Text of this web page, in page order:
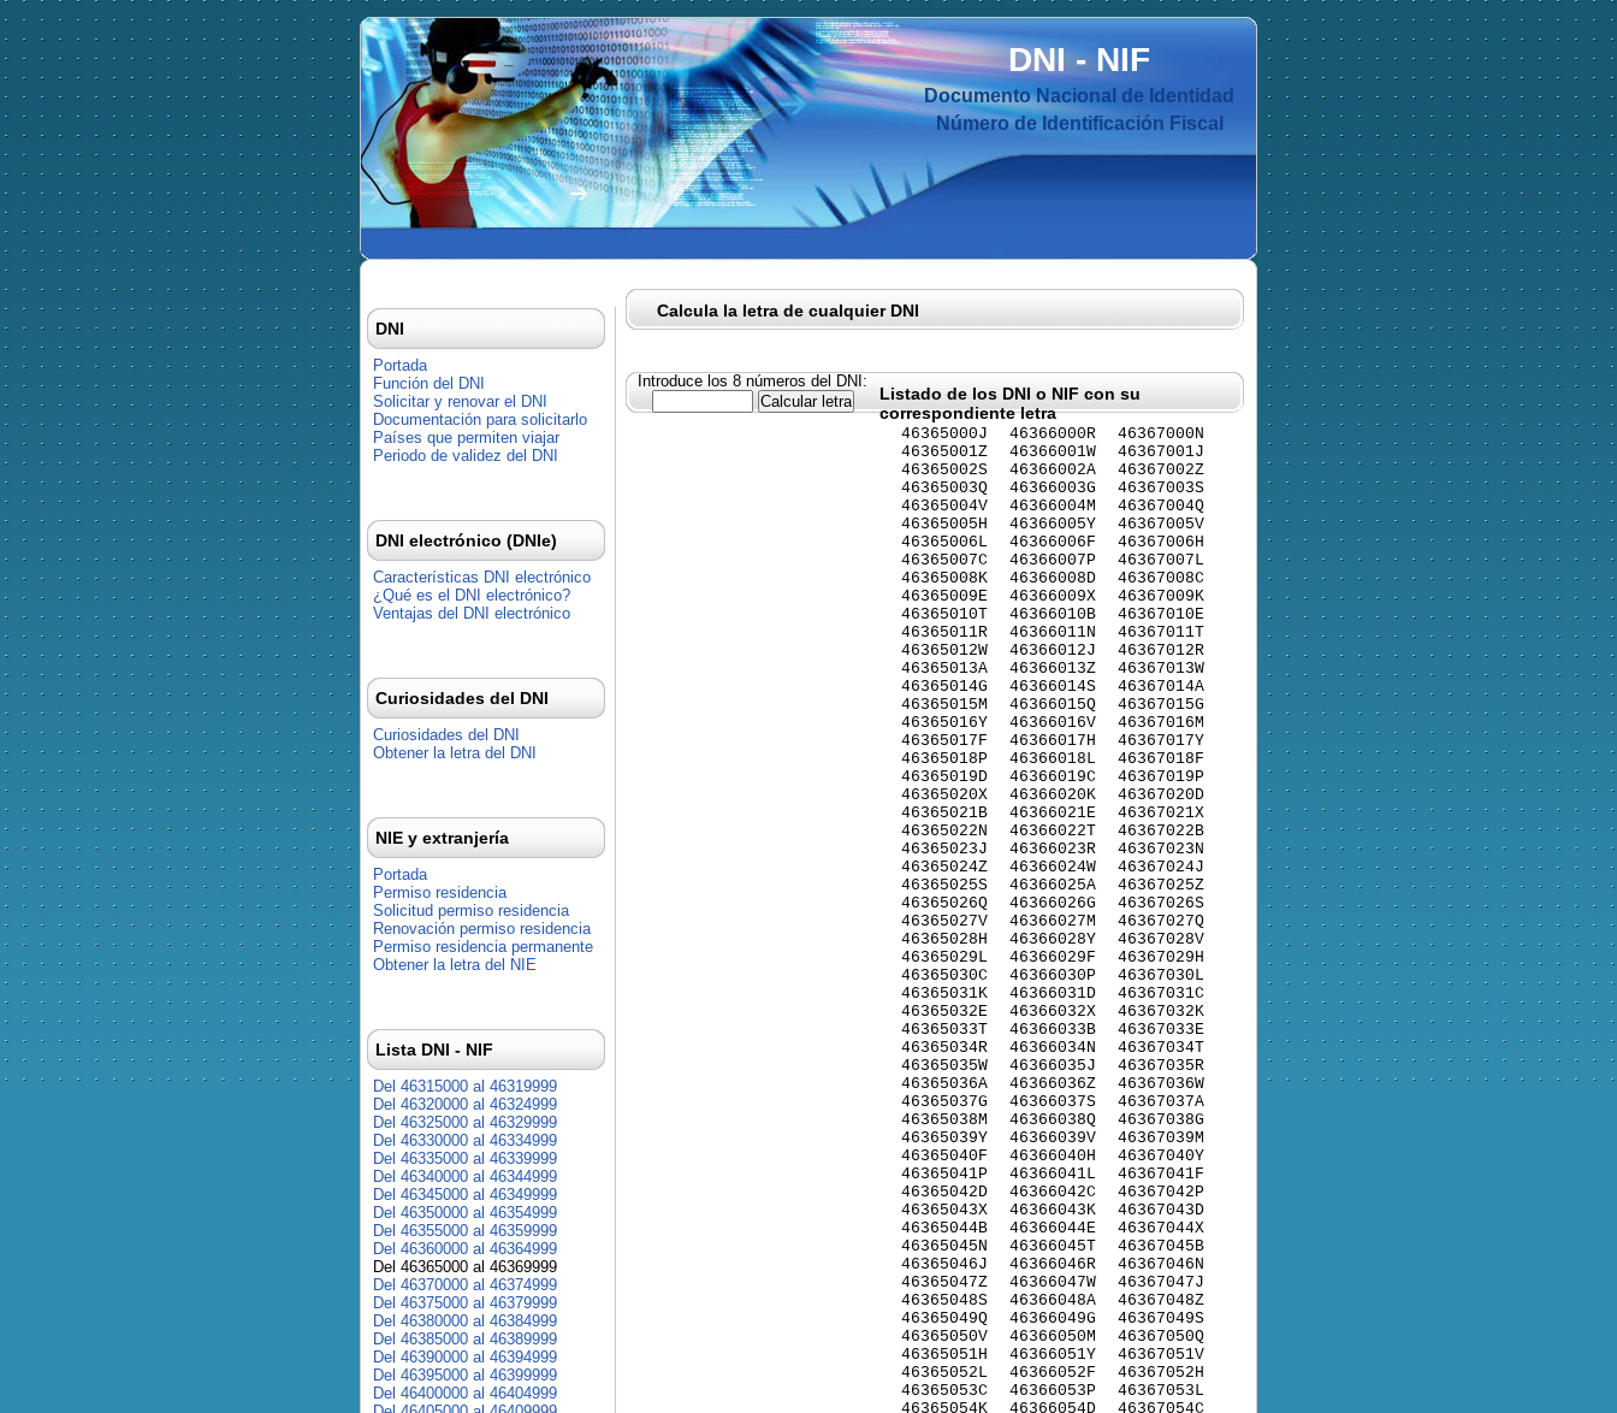
DNI-NIF
Documento Nacional de Identidad
Número de Identificación Fiscal
Calcula la letra de cualquier DNI
Introduce los 8 números del DNI:
Listado de los DNI o NIF con su
correspondiente letra
46365000J
46365001Z
46365002S
46365003Q
46365004V
46365005H
46365006L
46365007C
46365008K
46365009E
46365010T
46365011R
46365012W
46365013A
46365014G
46365015M
46365016Y
46365017F
46365018P
46365019D
46365020X
46365021B
46365022N
46365023J
46365024Z
46365025S
46365026Q
46365027V
46365028H
46365029L
46365030C
46365031K
46365032E
46365033T
46365034R
46365035W
46365036A
46365037G
46365038M
46365039Y
46365040F
46365041P
46365042D
46365043X
46365044B
46365045N
46365046J
46365047Z
46365048S
46365049Q
46365050V
46365051H
46365052L
46365053C
46365054K
46366000R
46366001W
46366002A
46366003G
46366004M
46366005Y
46366006F
46366007P
46366008D
46366009X
46366010B
46366011N
46366012J
46366013Z
46366014S
46366015Q
46366016V
46366017H
46366018L
46366019C
46366020K
46366021E
46366022T
46366023R
46366024W
46366025A
46366026G
46366027M
46366028Y
46366029F
46366030P
46366031D
46366032X
46366033B
46366034N
46366035J
46366036Z
46366037S
46366038Q
46366039V
46366040H
46366041L
46366042C
46366043K
46366044E
46366045T
46366046R
46366047W
46366048A
46366049G
46366050M
46366051Y
46366052F
46366053P
46366054D
46367000N
46367001J
46367002Z
46367003S
46367004Q
46367005V
46367006H
46367007L
46367008C
46367009K
46367010E
46367011T
46367012R
46367013W
46367014A
46367015G
46367016M
46367017Y
46367018F
46367019P
46367020D
46367021X
46367022B
46367023N
46367024J
46367025Z
46367026S
46367027Q
46367028V
46367029H
46367030L
46367031C
46367032K
46367033E
46367034T
46367035R
46367036W
46367037A
46367038G
46367039M
46367040Y
46367041F
46367042P
46367043D
46367044X
46367045B
46367046N
46367047J
46367048Z
46367049S
46367050Q
46367051V
46367052H
46367053L
46367054C
DNI
Portada
Función del DNI
Solicitar y renovar el DNI
Documentación para solicitarlo
Países que permiten viajar
Periodo de validez del DNI
DNI electrónico (DNIe)
Características DNI electrónico
¿Qué es el DNI electrónico?
Ventajas del DNI electrónico
Curiosidades del DNI
Curiosidades del DNI
Obtener la letra del DNI
NIE y extranjería
Portada
Permiso residencia
Solicitud permiso residencia
Renovación permiso residencia
Permiso residencia permanente
Obtener la letra del NIE
Lista DNI - NIF
Del 46315000 al 46319999
Del 46320000 al 46324999
Del 46325000 al 46329999
Del 46330000 al 46334999
Del 46335000 al 46339999
Del 46340000 al 46344999
Del 46345000 al 46349999
Del 46350000 al 46354999
Del 46355000 al 46359999
Del 46360000 al 46364999
Del 46365000 al 46369999
Del 46370000 al 46374999
Del 46375000 al 46379999
Del 46380000 al 46384999
Del 46385000 al 46389999
Del 46390000 al 46394999
Del 46395000 al 46399999
Del 46400000 al 46404999